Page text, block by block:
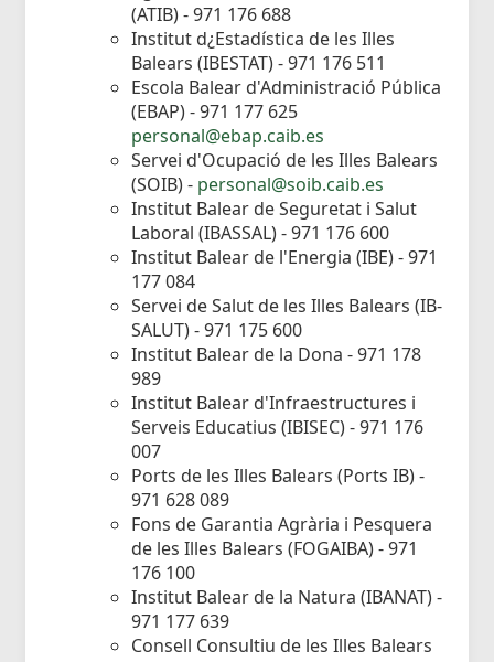
(ATIB) - 971 176 688
Institut d¿Estadística de les Illes
Balears (IBESTAT) - 971 176 511
Escola Balear d'Administració Pública
(EBAP) - 971 177 625
personal@ebap.caib.es
Servei d'Ocupació de les Illes Balears
(SOIB) - personal@soib.caib.es
Institut Balear de Seguretat i Salut
Laboral (IBASSAL) - 971 176 600
Institut Balear de l'Energia (IBE) - 971
177 084
Servei de Salut de les Illes Balears (IB-
SALUT) - 971 175 600
Institut Balear de la Dona - 971 178
989
Institut Balear d'Infraestructures i
Serveis Educatius (IBISEC) - 971 176
007
Ports de les Illes Balears (Ports IB) -
971 628 089
Fons de Garantia Agrària i Pesquera
de les Illes Balears (FOGAIBA) - 971
176 100
Institut Balear de la Natura (IBANAT) -
971 177 639
Consell Consultiu de les Illes Balears